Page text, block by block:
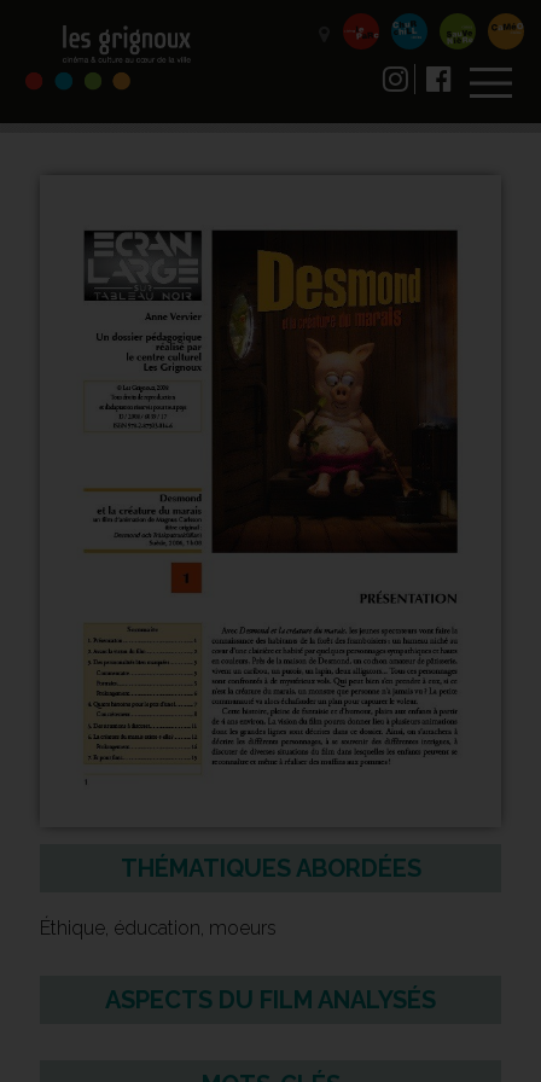
THÉMATIQUES ABORDÉES
Éthique, éducation, moeurs
ASPECTS DU FILM ANALYSÉS